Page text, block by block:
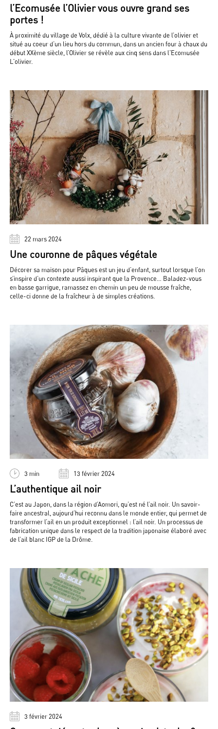
l’Ecomusée l’Olivier vous ouvre grand ses
portes !
À proximité du village de Volx, dédié à la culture vivante de l’olivier et
situé au coeur d’un lieu hors du commun, dans un ancien four à chaux du
début XXème siècle, l’Olivier se révèle aux cinq sens dans l'Ecomusée
L'olivier.
22 mars 2024
Une couronne de pâques végétale
Décorer sa maison pour Pâques est un jeu d’enfant, surtout lorsque l’on
s’inspire d’un contexte aussi inspirant que la Provence… Baladez-vous
en basse garrigue, ramassez en chemin un peu de mousse fraîche,
celle-ci donne de la fraîcheur à de simples créations.
3 min 13 février 2024
L’authentique ail noir
C’est au Japon, dans la région d’Aomori, qu’est né l’ail noir. Un savoir-
faire ancestral, aujourd’hui reconnu dans le monde entier, qui permet de
transformer l’ail en un produit exceptionnel : l’ail noir. Un processus de
fabrication unique dans le respect de la tradition japonaise élaboré avec
de l’ail blanc IGP de la Drôme.
3 février 2024